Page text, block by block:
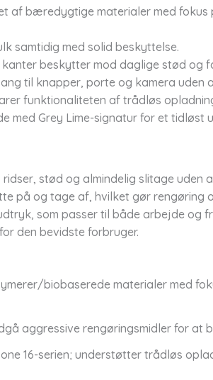
af bæredygtige materialer med fokus
samtidig med solid beskyttelse.
beskytter mod daglige stød og
til knapper, porte og kamera uden
funktionaliteten af trådløs
med Grey Lime-signatur for et tidløst
stød og almindelig slitage uden
på og tage af, hvilket gør rengøring
som passer til både arbejde og
den bevidste forbruger.
biobaserede materialer med
aggressive rengøringsmidler for at
16-serien; understøtter trådløs